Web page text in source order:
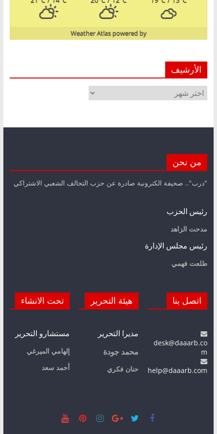
powered by
Weather Atlas
الأرشيف
الأرشيف
من نحن
"درب".. صحيفة الكترونية صادرة عن حزب التحالف الشعبي الاشتراكي
رئيس الحزب
مدحت الزاهد
رئيس مجلس الإدارة
طلعت فهمي
اتصل بنا
desk@daaarb.co
m
help@daaarb.com
هيئة التحرير
مديرا التحرير
محمد جودة
حنان فكري
تحت الانشاء
مستشارو التحرير
إلهامي الميرغي
أحمد سعد